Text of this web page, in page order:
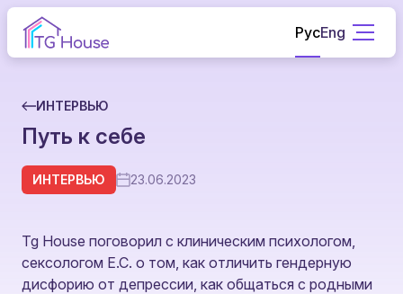
РусEng
ИНТЕРВЬЮ
Путь к себе
ИНТЕРВЬЮ 23.06.2023
Tg House поговорил с клиническим психологом,
сексологом Е.С. о том, как отличить гендерную
дисфорию от депрессии, как общаться с родными